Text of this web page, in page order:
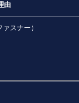
由
スナー）